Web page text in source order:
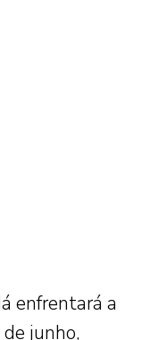
enfrentará a
junho,